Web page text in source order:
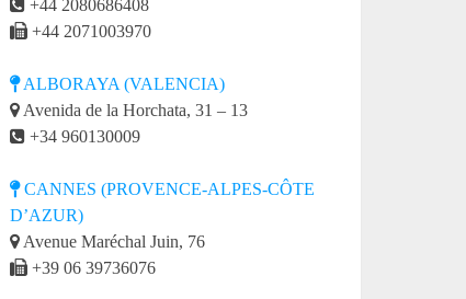
+44 2080686408
+44 2071003970
ALBORAYA (VALENCIA)
Avenida de la Horchata, 31 – 13
+34 960130009
CANNES (PROVENCE-ALPES-CÔTE
D’AZUR)
Avenue Maréchal Juin, 76
+39 06 39736076